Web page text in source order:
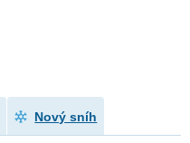
Nový sníh